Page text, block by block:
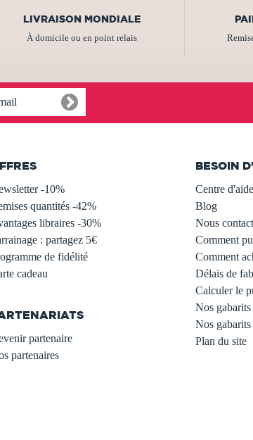
LIVRAISON MONDIALE
À domicile ou en point relais
-10%
quantités -42%
libraires -30%
: partagez 5€
de fidélité
cadeau
partenaire
partenaires
BESOIN
Centre
Blog
Nous
Comment
Comment
Délais de
Calculer le
Nos
Nos
Plan du site